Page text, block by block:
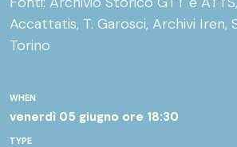
WHEN
venerdì 05 giugno ore 18:30
TYPE
Accattatis, T. Garosci, Archivi Iren,
Torino